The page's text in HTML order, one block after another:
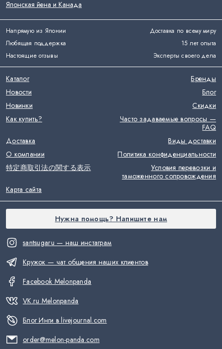
Напрямую из Японии
Доставка по всему миру
Любящая поддержка
15 лет опыта
Настоящие отзывы
Эксперты своего дела
santsugaru — наш инстаграм
Кружок — чат общения наших клиентов
Facebook Melonpanda
VK.ru Melonpanda
Блог Инги в livejournal.com
order@melon-panda.com
Каталог
Бренды
Новости
Блог
Новинки
Скидки
Как купить?
Часто задаваемые вопросы —
FAQ
Доставка
Виды доставки
О компании
Политика конфиденциальности
特定商取引法の関する表示
Условия перевозки и
таможенного сопровождения
Карта сайта
Японская йена и Канада
Нужна помощь? Напишите нам